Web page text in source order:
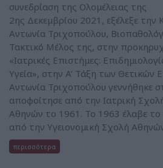
συνεδρίαση της Ολομέλειας της
2ης Δεκεμβρίου 2021, εξέλεξε
Αντωνία Τριχοπούλου,
Τακτικό Μέλος της, στην
«Ιατρικές Επιστήμες:
Υγεία», στην A’ Τάξη των Θετικών
Αντωνία Τριχοπούλου γεννήθηκε
αποφοίτησε από την Ιατρική
Αθηνών το 1961. Το 1963 έλαβε το
από την Υγειονομική Σχολή
περισσότερα